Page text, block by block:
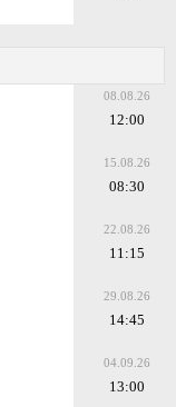
08.08.26
12:00
15.08.26
08:30
22.08.26
11:15
29.08.26
14:45
04.09.26
13:00